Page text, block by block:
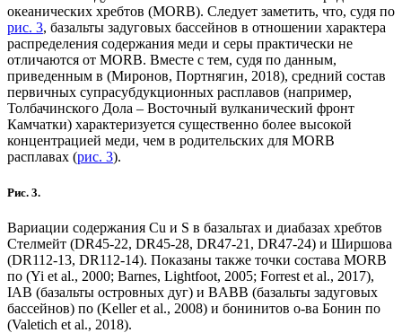
океанических хребтов (MORB). Следует заметить, что, судя по
рис. 3, базальты задуговых бассейнов в отношении характера
распределения содержания меди и серы практически не
отличаются от MORB. Вместе с тем, судя по данным,
приведенным в (Миронов, Портнягин, 2018), средний состав
первичных супрасубдукционных расплавов (например,
Толбачинского Дола – Восточный вулканический фронт
Камчатки) характеризуется существенно более высокой
концентрацией меди, чем в родительских для MORB
расплавах (рис. 3).
Рис. 3.
Вариации содержания Сu и S в базальтах и диабазах хребтов
Стелмейт (DR45-22, DR45-28, DR47-21, DR47-24) и Ширшова
(DR112-13, DR112-14). Показаны также точки состава MORB
по (Yi et al., 2000; Barnes, Lightfoot, 2005; Forrest et al., 2017),
IAB (базальты островных дуг) и BABB (базальты задуговых
бассейнов) по (Keller et al., 2008) и бонинитов о-ва Бонин по
(Valetich et al., 2018).